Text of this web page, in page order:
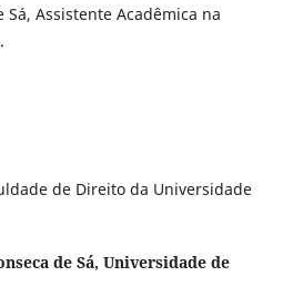
Sá, Assistente Acadêmica na
de Direito da Universidade
de Sá, Universidade de